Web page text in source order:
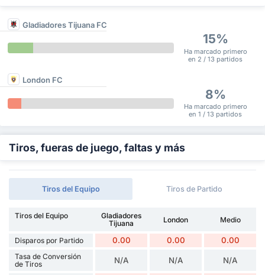
Gladiadores Tijuana FC
15%
Ha marcado primero
en 2 / 13 partidos
London FC
8%
Ha marcado primero
en 1 / 13 partidos
Tiros, fueras de juego, faltas y más
Tiros del Equipo Tiros de Partido
Tiros del Equipo
Gladiadores
Tijuana
London Medio
Disparos por Partido 0.00 0.00 0.00
Tasa de Conversión
de Tiros
N/A N/A N/A